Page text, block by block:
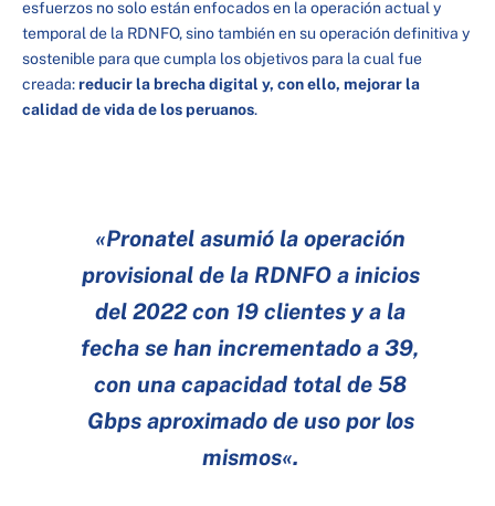
esfuerzos no solo están enfocados en la operación actual y
temporal de la RDNFO, sino también en su operación definitiva y
sostenible para que cumpla los objetivos para la cual fue
creada:reducir la brecha digital y, con ello, mejorar la
calidad de vida de los peruanos.
«Pronatel asumió la operación
provisional de la RDNFO a inicios
del 2022 con 19 clientes y a la
fecha se han incrementado a 39,
con una capacidad total de 58
Gbps aproximado de uso por los
mismos«.